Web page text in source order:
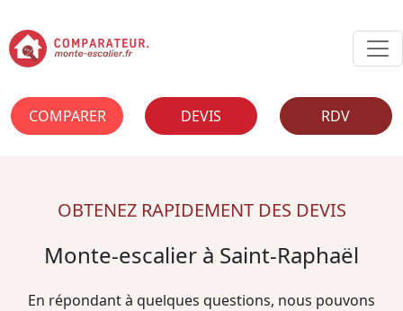
COMPARER DEVIS RDV
OBTENEZ RAPIDEMENT DES DEVIS
Monte-escalier à Saint-Raphaël
En répondant à quelques questions, nous pouvons